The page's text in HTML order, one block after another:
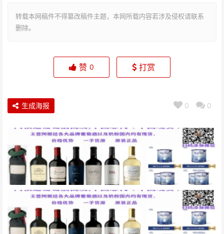
转载本网稿件不得篡改稿件主题，本网所载内容若涉及侵权请联系
删除。
赞 0 打赏
0 0
生成海报